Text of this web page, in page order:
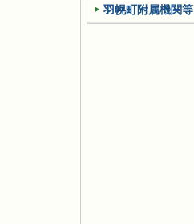
羽幌町附属機関等